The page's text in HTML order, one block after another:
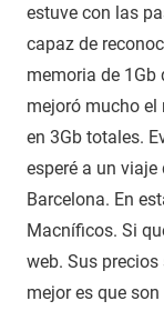
estuve con las
capaz de
memoria de 1Gb
mejoró mucho el
en 3Gb totales.
esperé a un
Barcelona. En
Macníficos. Si
web. Sus
mejor es que